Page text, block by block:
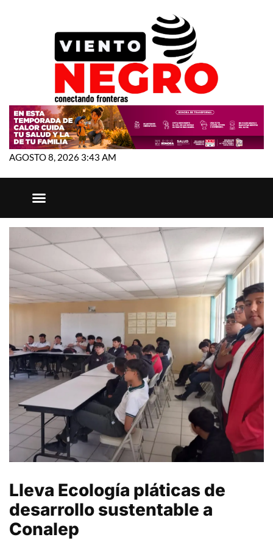
AGOSTO 8, 2026 3:43 AM
Lleva Ecología pláticas de
desarrollo sustentable a
Conalep